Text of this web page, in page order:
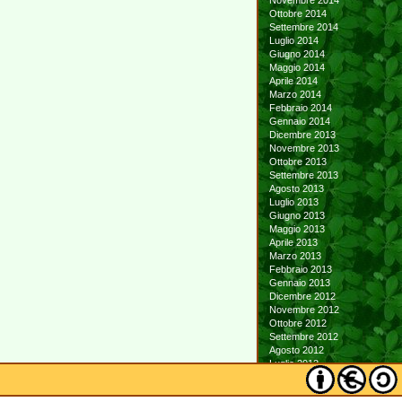
Ottobre 2014
Settembre 2014
Luglio 2014
Giugno 2014
Maggio 2014
Aprile 2014
Marzo 2014
Febbraio 2014
Gennaio 2014
Dicembre 2013
Novembre 2013
Ottobre 2013
Settembre 2013
Agosto 2013
Luglio 2013
Giugno 2013
Maggio 2013
Aprile 2013
Marzo 2013
Febbraio 2013
Gennaio 2013
Dicembre 2012
Novembre 2012
Ottobre 2012
Settembre 2012
Agosto 2012
Luglio 2012
Giugno 2012
Maggio 2012